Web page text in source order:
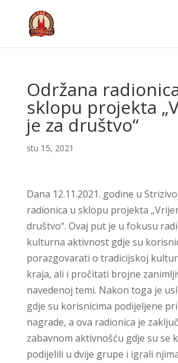
Održana
sklopu projekta
je za društvo“
stu 15, 2021
Dana 12.11.2021. godine u
radionica u sklopu projekta
društvo“. Ovaj put je u fokusu
kulturna aktivnost gdje su
porazgovarati o tradicijskoj
kraja, ali i pročitati brojne
navedenoj temi. Nakon toga je
gdje su korisnicima podijeljene
nagrade, a ova radionica je
zabavnom aktivnošću gdje su se
podijelili u dvije grupe i igrali